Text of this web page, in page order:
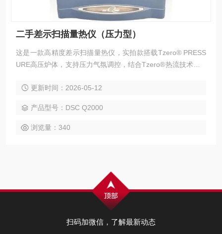
二手差示扫描量热仪（压力型）
这是一款高精度差示扫描量热仪，实拍款搭载Tzero® PRESS
URE高压炉体，支持压力气氛调控，结合Tzero®热流技术与M
变、热容等热性能，适用于高分子、高校科研等领域，是常压
更新时间：2026-05-12
产品型号：DSC Q2000
浏览量：340
扫码加微信，了解最新动态